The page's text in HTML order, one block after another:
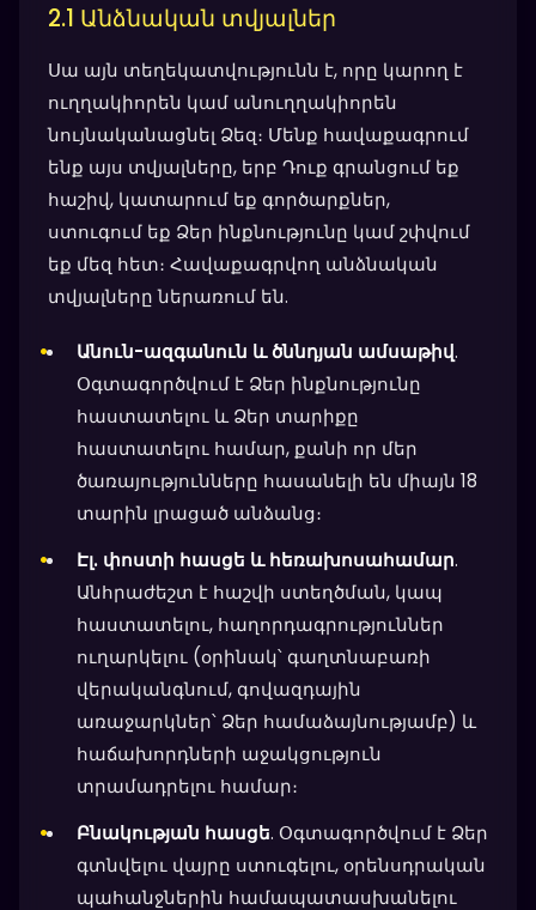
2.1 Անձնական տվյալներ
Սա այն տեղեկատվությունն է, որը կարող է
ուղղակիորեն կամ անուղղակիորեն
նույնականացնել Ձեզ։ Մենք հավաքագրում
ենք այս տվյալները, երբ Դուք գրանցում եք
հաշիվ, կատարում եք գործարքներ,
ստուգում եք Ձեր ինքնությունը կամ շփվում
եք մեզ հետ։ Հավաքագրվող անձնական
տվյալները ներառում են.
Անուն-ազգանուն և ծննդյան ամսաթիվ.
Օգտագործվում է Ձեր ինքնությունը
հաստատելու և Ձեր տարիքը
հաստատելու համար, քանի որ մեր
ծառայությունները հասանելի են միայն 18
տարին լրացած անձանց։
Էլ. փոստի հասցե և հեռախոսահամար.
Անհրաժեշտ է հաշվի ստեղծման, կապ
հաստատելու, հաղորդագրություններ
ուղարկելու (օրինակ՝ գաղտնաբառի
վերականգնում, գովազդային
առաջարկներ՝ Ձեր համաձայնությամբ) և
հաճախորդների աջակցություն
տրամադրելու համար։
Բնակության հասցե. Օգտագործվում է Ձեր
գտնվելու վայրը ստուգելու, օրենսդրական
պահանջներին համապատասխանելու